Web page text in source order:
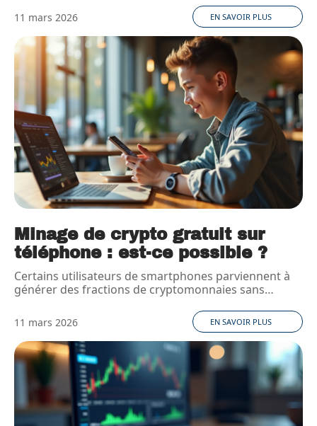
11 mars 2026 EN SAVOIR PLUS
Minage de crypto gratuit sur
téléphone : est-ce possible ?
Certains utilisateurs de smartphones parviennent à
générer des fractions de cryptomonnaies sans…
11 mars 2026 EN SAVOIR PLUS